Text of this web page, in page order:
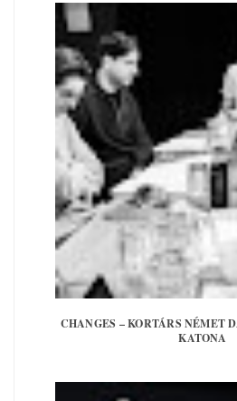
CHANGES – KORTÁRS NÉMET
KATONA